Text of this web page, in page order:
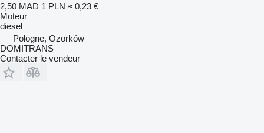
2,50 MAD 1 PLN ≈ 0,23 €
Moteur
diesel
Pologne, Ozorków
DOMITRANS
Contacter le vendeur